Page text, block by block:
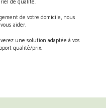
de qualité.
de votre domicile, nous
aider.
une solution adaptée à vos
qualité/prix.